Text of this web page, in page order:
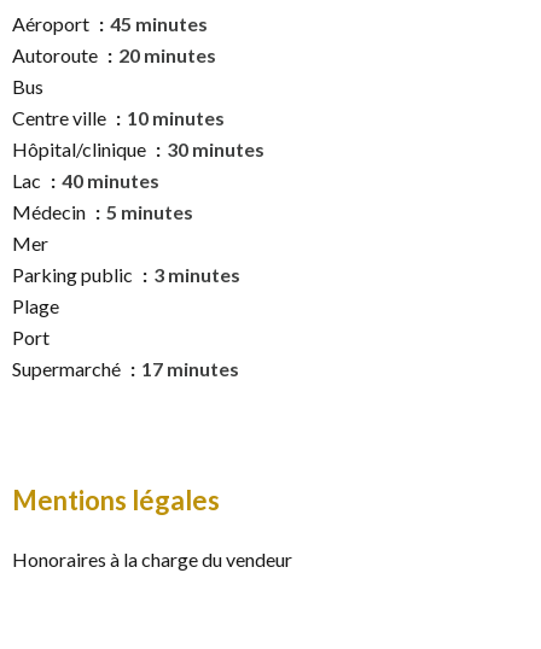
Aéroport
45 minutes
Autoroute
20 minutes
Bus
Centre ville
10 minutes
Hôpital/clinique
30 minutes
Lac
40 minutes
Médecin
5 minutes
Mer
Parking public
3 minutes
Plage
Port
Supermarché
17 minutes
Mentions légales
Honoraires à la charge du vendeur